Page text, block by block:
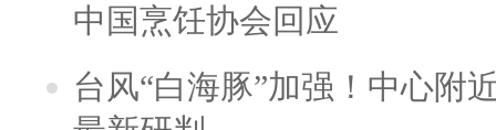
中国烹饪协会回应
台风“白海豚”加强！中心附